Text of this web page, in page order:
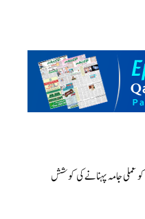
عملی جامہ پہنانے کی کوشش